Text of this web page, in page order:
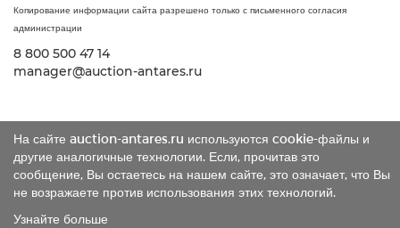
На сайте auction-antares.ru используются cookie-файлы и
другие аналогичные технологии. Если, прочитав это
сообщение, Вы остаетесь на нашем сайте, это означает, что Вы
не возражаете против использования этих технологий.
Узнайте больше
Копирование информации сайта разрешено только с письменного согласия
администрации
8 800 500 47 14
manager@auction-antares.ru